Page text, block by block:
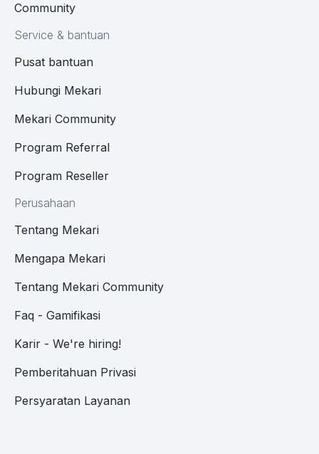
Community
Service & bantuan
Pusat bantuan
Hubungi Mekari
Mekari Community
Program Referral
Program Reseller
Perusahaan
Tentang Mekari
Mengapa Mekari
Tentang Mekari Community
Faq - Gamifikasi
Karir - We're hiring!
Pemberitahuan Privasi
Persyaratan Layanan